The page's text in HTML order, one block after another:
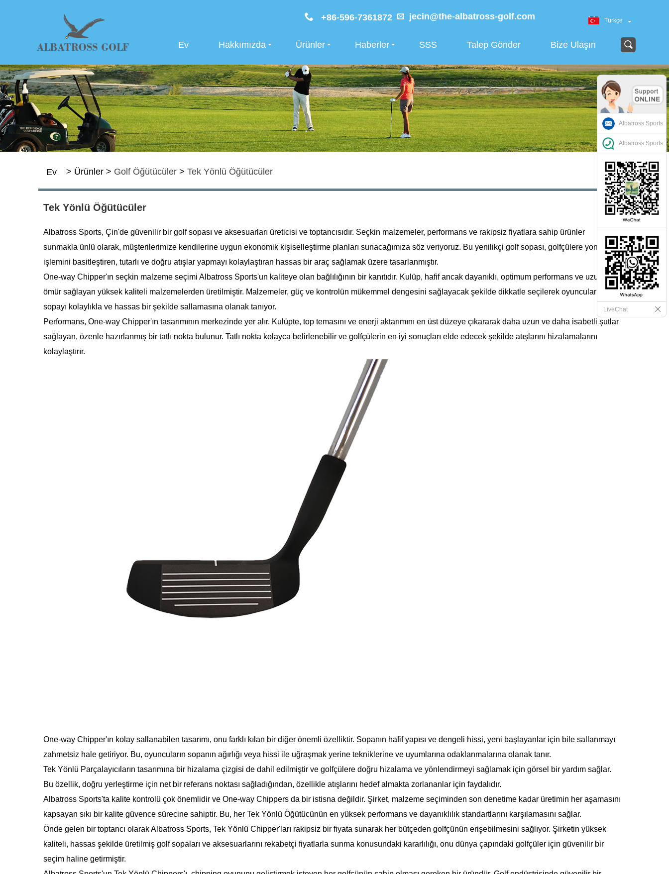
+86-596-7361872 jecin@the-albatross-golf.com Türkçe
Ev Hakkımızda Ürünler Haberler SSS Talep Gönder Bize Ulaşın
Ev > Ürünler > Golf Öğütücüler > Tek Yönlü Öğütücüler
Tek Yönlü Öğütücüler
Albatross Sports, Çin'de güvenilir bir golf sopası ve aksesuarları üreticisi ve toptancısıdır. Seçkin malzemeler, performans ve rakipsiz fiyatlara sahip ürünler
sunmakla ünlü olarak, müşterilerimize kendilerine uygun ekonomik kişiselleştirme planları sunacağımıza söz veriyoruz. Bu yenilikçi golf sopası, golfçülere yontma
işlemini basitleştiren, tutarlı ve doğru atışlar yapmayı kolaylaştıran hassas bir araç sağlamak üzere tasarlanmıştır.
One-way Chipper'ın seçkin malzeme seçimi Albatross Sports'un kaliteye olan bağlılığının bir kanıtıdır. Kulüp, hafif ancak dayanıklı, optimum performans ve uzun
ömür sağlayan yüksek kaliteli malzemelerden üretilmiştir. Malzemeler, güç ve kontrolün mükemmel dengesini sağlayacak şekilde dikkatle seçilerek oyuncuların
sopayı kolaylıkla ve hassas bir şekilde sallamasına olanak tanıyor.
Performans, One-way Chipper'ın tasarımının merkezinde yer alır. Kulüpte, top temasını ve enerji aktarımını en üst düzeye çıkararak daha uzun ve daha isabetli şutlar
sağlayan, özenle hazırlanmış bir tatlı nokta bulunur. Tatlı nokta kolayca belirlenebilir ve golfçülerin en iyi sonuçları elde edecek şekilde atışlarını hizalamalarını
kolaylaştırır.
One-way Chipper'ın kolay sallanabilen tasarımı, onu farklı kılan bir diğer önemli özelliktir. Sopanın hafif yapısı ve dengeli hissi, yeni başlayanlar için bile sallanmayı
zahmetsiz hale getiriyor. Bu, oyuncuların sopanın ağırlığı veya hissi ile uğraşmak yerine tekniklerine ve uyumlarına odaklanmalarına olanak tanır.
Tek Yönlü Parçalayıcıların tasarımına bir hizalama çizgisi de dahil edilmiştir ve golfçülere doğru hizalama ve yönlendirmeyi sağlamak için görsel bir yardım sağlar.
Bu özellik, doğru yerleştirme için net bir referans noktası sağladığından, özellikle atışlarını hedef almakta zorlananlar için faydalıdır.
Albatross Sports'ta kalite kontrolü çok önemlidir ve One-way Chippers da bir istisna değildir. Şirket, malzeme seçiminden son denetime kadar üretimin her aşamasını
kapsayan sıkı bir kalite güvence sürecine sahiptir. Bu, her Tek Yönlü Öğütücünün en yüksek performans ve dayanıklılık standartlarını karşılamasını sağlar.
Önde gelen bir toptancı olarak Albatross Sports, Tek Yönlü Chipper'ları rakipsiz bir fiyata sunarak her bütçeden golfçünün erişebilmesini sağlıyor. Şirketin yüksek
kaliteli, hassas şekilde üretilmiş golf sopaları ve aksesuarlarını rekabetçi fiyatlarla sunma konusundaki kararlılığı, onu dünya çapındaki golfçüler için güvenilir bir
seçim haline getirmiştir.
Albatross Sports
Albatross Sports
LiveChat